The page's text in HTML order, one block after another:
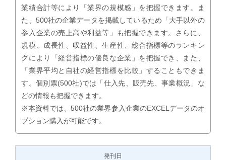
業績合計等により「業界の規模感」を把握できます。ま
た、500社の企業データを掲載しているため「大手以外の
参入企業の売上高や利益等」も把握できます。さらに、
規模、成長性、収益性、生産性、総合指標等のランキン
グにより「経営指標の優良な企業」を把握でき、また、
「業界平均と自社の経営指標を比較」することもできま
す。個別票(500社)では「仕入先、販売先、事業概況」な
どの情報も把握できます。
※本資料では、500社の業界参入企業のEXCELデータのオ
プション購入が可能です。
発刊日